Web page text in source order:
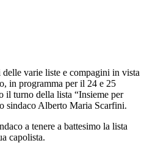
varie liste e compagini in vista
in programma per il 24 e 25
il turno della lista “Insieme per
sindaco Alberto Maria Scarfini.
a tenere a battesimo la lista
capolista.